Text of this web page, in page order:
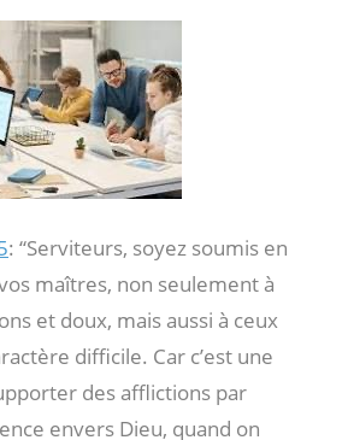
: “Serviteurs, soyez soumis en
maîtres, non seulement à
et doux, mais aussi à ceux
difficile. Car c’est une
des afflictions par
envers Dieu, quand on